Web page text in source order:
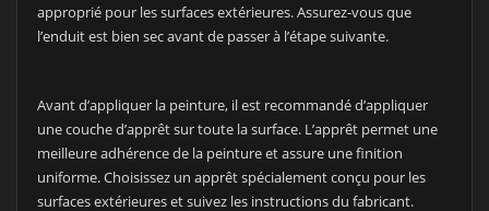
approprié pour les surfaces extérieures. Assurez-vous que
l’enduit est bien sec avant de passer à l’étape suivante.
Avant d’appliquer la peinture, il est recommandé d’appliquer
une couche d’apprêt sur toute la surface. L’apprêt permet une
meilleure adhérence de la peinture et assure une finition
uniforme. Choisissez un apprêt spécialement conçu pour les
surfaces extérieures et suivez les instructions du fabricant.